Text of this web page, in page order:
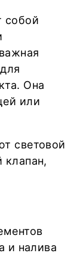
собой
Она
или
световой
и налива